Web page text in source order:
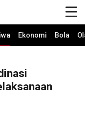
Ekonomi Bola